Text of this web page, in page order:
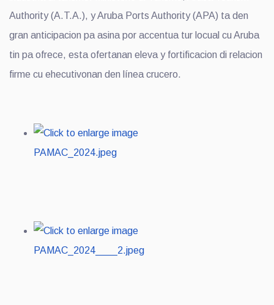
Authority (A.T.A.), y Aruba Ports Authority (APA) ta den
gran anticipacion pa asina por accentua tur locual cu Aruba
tin pa ofrece, esta ofertanan eleva y fortificacion di relacion
firme cu ehecutivonan den línea crucero.